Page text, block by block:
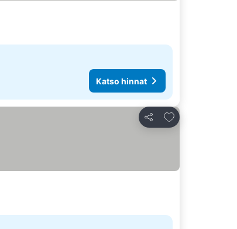
Katso hinnat
Jaa
Lisää suosikkeihin